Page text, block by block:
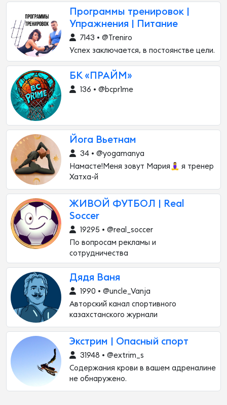
Программы тренировок |
Упражнения | Питание
7143 • @Treniro
Успех заключается, в постоянстве цели.
БК «ПРАЙМ»
136 • @bcpr1me
Йога Вьетнам
34 • @yogamanya
Намасте!Меня зовут Мария🧘‍♀️ я тренер
Хатха-й
ЖИВОЙ ФУТБОЛ | Real
Soccer
19295 • @real_soccer
По вопросам рекламы и
сотрудничества
Дядя Ваня
1990 • @uncle_Vanja
Авторский канал спортивного
казахстанского журнали
Экстрим | Опасный спорт
31948 • @extrim_s
Содержания крови в вашем адреналине
не обнаружено.